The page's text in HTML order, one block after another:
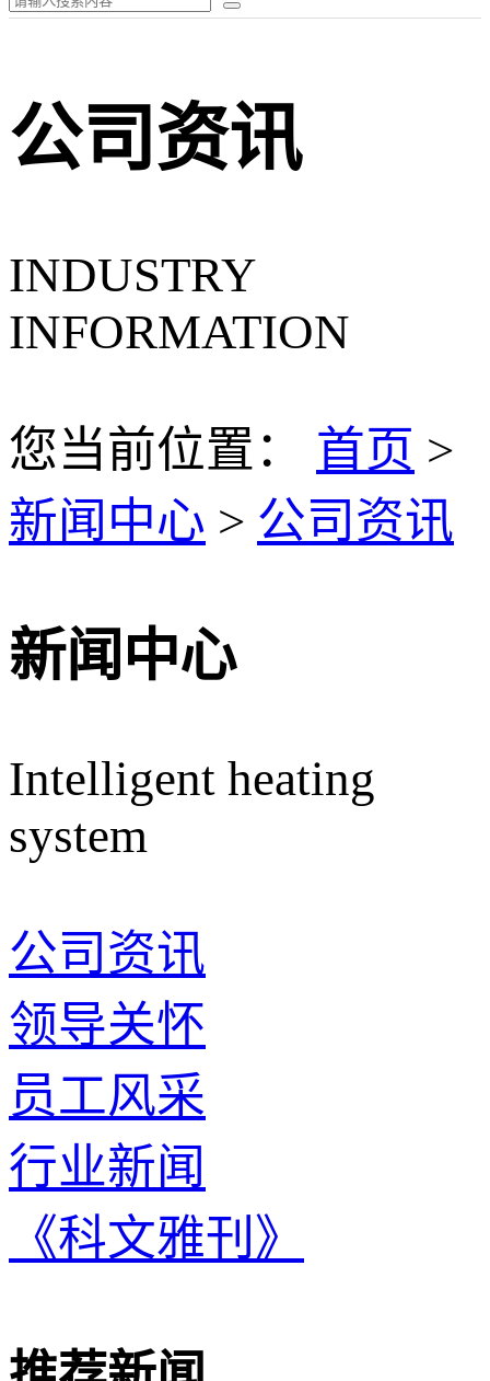
公司资讯
INDUSTRY
INFORMATION
您当前位置： 首页 >
新闻中心 > 公司资讯
新闻中心
Intelligent heating
system
公司资讯
领导关怀
员工风采
行业新闻
《科文雅刊》